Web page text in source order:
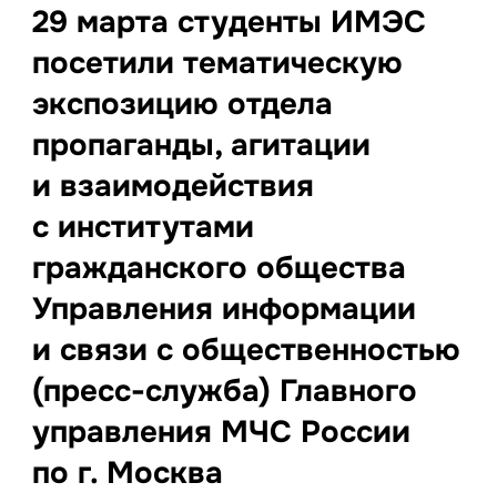
29 марта студенты ИМЭС
посетили тематическую
экспозицию отдела
пропаганды, агитации
и взаимодействия
с институтами
гражданского общества
Управления информации
и связи с общественностью
(пресс-служба) Главного
управления МЧС России
по г. Москва